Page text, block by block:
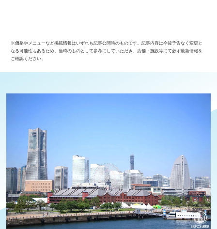
※価格やメニューなど掲載情報はいずれも記事公開時のものです。記事内容は今後予告なく変更と
なる可能性もあるため、当時のものとして参考にしていただき、店舗・施設等にて必ず最新情報を
ご確認ください。